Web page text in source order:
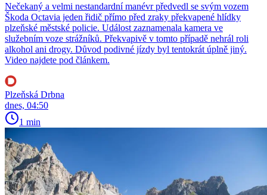
Nečekaný a velmi nestandardní manévr předvedl se svým vozem
Škoda Octavia jeden řidič přímo před zraky překvapené hlídky
plzeňské městské policie. Událost zaznamenala kamera ve
služebním voze strážníků. Překvapivě v tomto případě nehrál roli
alkohol ani drogy. Důvod podivné jízdy byl tentokrát úplně jiný.
Video najdete pod článkem.
Plzeňská Drbna
dnes, 04:50
1 min